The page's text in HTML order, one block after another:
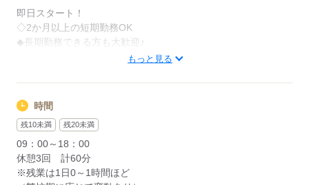
応募する
即日スタート！
◇2か月以上の短期勤務OK
◆長期勤務できる方も大歓迎♪
応募する
もっと見る
時間
残10未満 残20未満
09：00～18：00
休憩3回 計60分
※残業は1日0～1時間ほど